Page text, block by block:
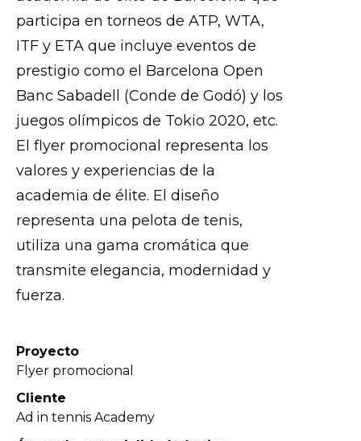
participa en torneos de ATP, WTA,
ITF y ETA que incluye eventos de
prestigio como el Barcelona Open
Banc Sabadell (Conde de Godó) y los
juegos olímpicos de Tokio 2020, etc.
El flyer promocional representa los
valores y experiencias de la
academia de élite. El diseño
representa una pelota de tenis,
utiliza una gama cromática que
transmite elegancia, modernidad y
fuerza.
Proyecto
Flyer promocional
Cliente
Ad in tennis Academy